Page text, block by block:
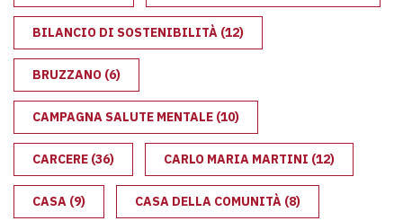
BILANCIO DI SOSTENIBILITÀ (12)
BRUZZANO (6)
CAMPAGNA SALUTE MENTALE (10)
CARCERE (36) CARLO MARIA MARTINI (12)
CASA (9) CASA DELLA COMUNITÀ (8)